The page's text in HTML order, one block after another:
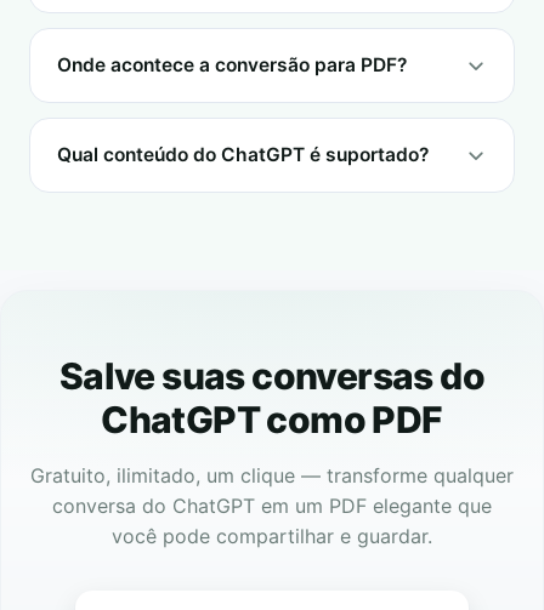
Onde acontece a conversão para PDF?
Qual conteúdo do ChatGPT é suportado?
Salve suas conversas do
ChatGPT como PDF
Gratuito, ilimitado, um clique — transforme qualquer
conversa do ChatGPT em um PDF elegante que
você pode compartilhar e guardar.